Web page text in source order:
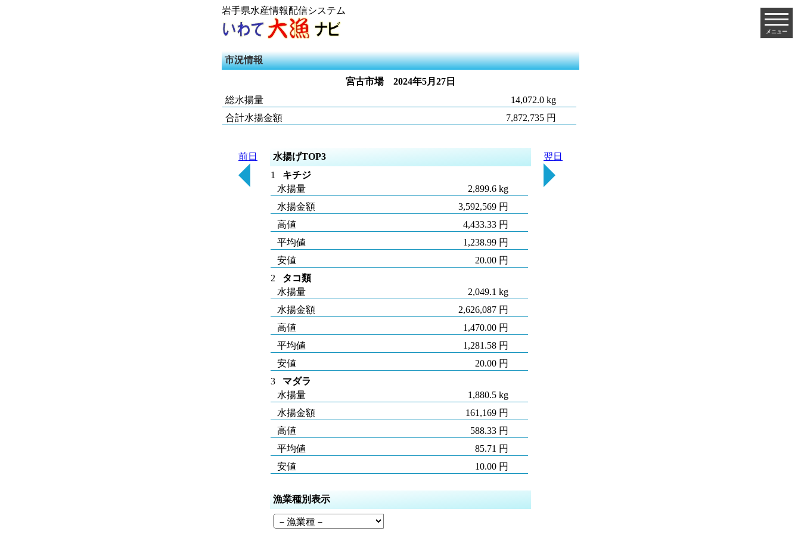
岩手県水産情報配信システム
メニュー
市況情報
宮古市場
2024年5月27日
総水揚量
14,072.0 kg
合計水揚金額
7,872,735 円
前日
水揚げTOP3
1
キチジ
水揚量
2,899.6 kg
水揚金額
3,592,569 円
高値
4,433.33 円
平均値
1,238.99 円
安値
20.00 円
2
タコ類
水揚量
2,049.1 kg
水揚金額
2,626,087 円
高値
1,470.00 円
平均値
1,281.58 円
安値
20.00 円
3
マダラ
水揚量
1,880.5 kg
水揚金額
161,169 円
高値
588.33 円
平均値
85.71 円
安値
10.00 円
漁業種別表示
翌日